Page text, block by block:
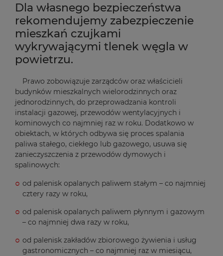
Dla własnego bezpieczeństwa
rekomendujemy zabezpieczenie
mieszkań czujkami
wykrywającymi tlenek węgla w
powietrzu.
Prawo zobowiązuje zarządców oraz właścicieli
budynków mieszkalnych wielorodzinnych oraz
jednorodzinnych, do przeprowadzania kontroli
instalacji gazowej, przewodów wentylacyjnych i
kominowych co najmniej raz w roku. Dodatkowo w
obiektach, w których odbywa się proces spalania
paliwa stałego, ciekłego lub gazowego, usuwa się
zanieczyszczenia z przewodów dymowych i
spalinowych:
od palenisk opalanych paliwem stałym – co najmniej
cztery razy w roku,
od palenisk opalanych paliwem płynnym i gazowym
– co najmniej dwa razy w roku,
od palenisk zakładów zbiorowego żywienia i usług
gastronomicznych – co najmniej raz w miesiącu,